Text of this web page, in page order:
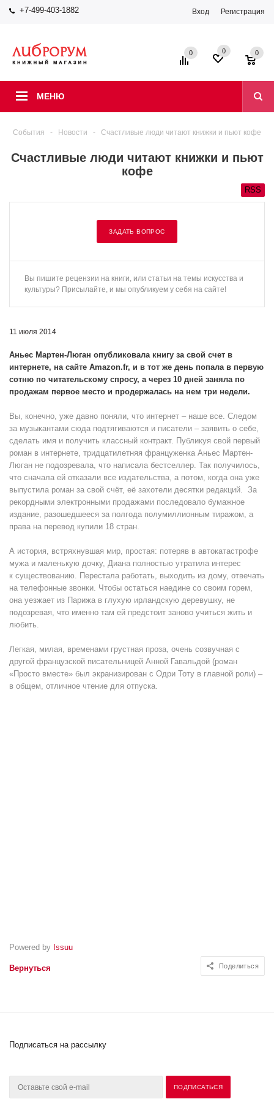
+7-499-403-1882 Вход Регистрация
МЕНЮ
0 0 0
События - Новости - Счастливые люди читают книжки и пьют кофе
Счастливые люди читают книжки и пьют
кофе
RSS
ЗАДАТЬ ВОПРОС
Вы пишите рецензии на книги, или статьи на темы искусства и
культуры? Присылайте, и мы опубликуем у себя на сайте!
11 июля 2014
Аньес Мартен-Люган опубликовала книгу за свой счет в
интернете, на сайте Amazon.fr, и в тот же день попала в первую
сотню по читательскому спросу, а через 10 дней заняла по
продажам первое место и продержалась на нем три недели.
Вы, конечно, уже давно поняли, что интернет – наше все. Следом
за музыкантами сюда подтягиваются и писатели – заявить о себе,
сделать имя и получить классный контракт. Публикуя свой первый
роман в интернете, тридцатилетняя француженка Аньес Мартен-
Люган не подозревала, что написала бестселлер. Так получилось,
что сначала ей отказали все издательства, а потом, когда она уже
выпустила роман за свой счёт, её захотели десятки редакций. За
рекордными электронными продажами последовало бумажное
издание, разошедшееся за полгода полумиллионным тиражом, а
права на перевод купили 18 стран.
А история, встряхнувшая мир, простая: потеряв в автокатастрофе
мужа и маленькую дочку, Диана полностью утратила интерес
к существованию. Перестала работать, выходить из дому, отвечать
на телефонные звонки. Чтобы остаться наедине со своим горем,
она уезжает из Парижа в глухую ирландскую деревушку, не
подозревая, что именно там ей предстоит заново учиться жить и
любить.
Легкая, милая, временами грустная проза, очень созвучная с
другой французской писательницей Анной Гавальдой (роман
«Просто вместе» был экранизирован с Одри Тоту в главной роли) –
в общем, отличное чтение для отпуска.
Powered by Issuu
Вернуться Поделиться
Подписаться на рассылку